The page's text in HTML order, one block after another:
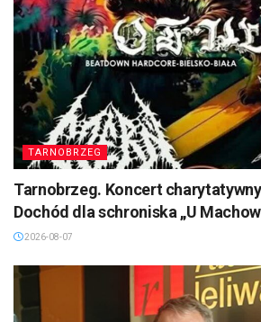
TARNOBRZEG
Tarnobrzeg. Koncert
Dochód dla schroniska „U
2026-08-07